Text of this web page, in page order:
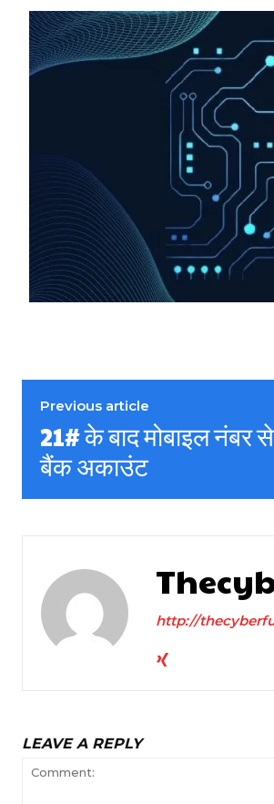
HIGHLIGHT
हर खाते के बदले मिलते थे 20 से 25 हजार
Previous article
21# के बाद मोबाइल
बैंक अकाउंट
http://
LEAVE A REPLY